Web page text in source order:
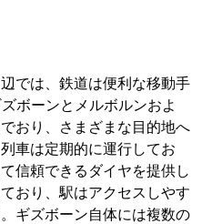
では、鉄道は便利な移動手
ボーンとメルボルンおよ
おり、さまざまな目的地へ
車は定期的に運行してお
信頼できるダイヤを提供し
おり、駅はアクセスしやす
ギズボーン自体には複数の